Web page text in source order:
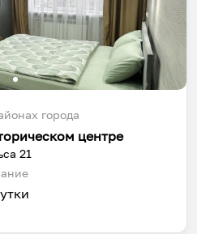
города
центре
21